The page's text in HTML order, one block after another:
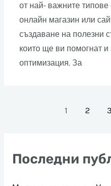
от най- важните
онлайн магазин или
създаване на полезни
които ще ви помогнат и
оптимизация. За
1 2 3
Последни